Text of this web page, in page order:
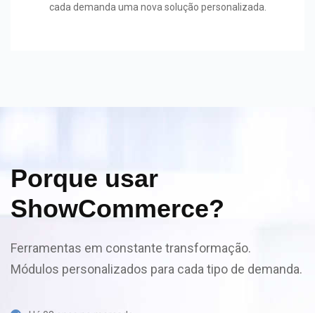
cada demanda uma nova solução personalizada.
Porque usar
ShowCommerce?
Ferramentas em constante transformação.
Módulos personalizados para cada tipo de demanda.